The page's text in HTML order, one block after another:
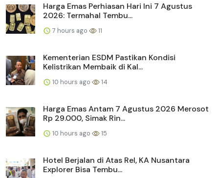
Harga Emas Perhiasan Hari Ini 7 Agustus
2026: Termahal Tembu...
7 hours ago 11
Kementerian ESDM Pastikan Kondisi
Kelistrikan Membaik di Kal...
10 hours ago 14
Harga Emas Antam 7 Agustus 2026 Merosot
Rp 29.000, Simak Rin...
10 hours ago 15
Hotel Berjalan di Atas Rel, KA Nusantara
Explorer Bisa Tembu...